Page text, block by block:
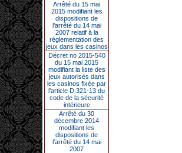
Arrêté du 15 mai
2015 modifiant les
dispositions de
l’arrêté du 14 mai
2007 relatif à la
réglementation des
jeux dans les casinos
Décret no 2015-540
du 15 mai 2015
modifiant la liste des
jeux autorisés dans
les casinos fixée par
l’article D.321-13 du
code de la sécurité
intérieure
Arrêté du 30
décembre 2014
modifiant les
dispositions de
l’arrêté du 14 mai
2007